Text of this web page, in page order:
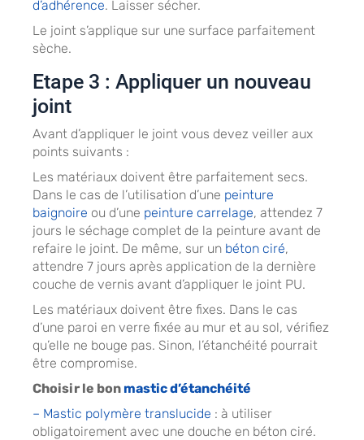
d’adhérence. Laisser sécher.
Le joint s’applique sur une surface parfaitement
sèche.
Etape 3 : Appliquer un nouveau
joint
Avant d’appliquer le joint vous devez veiller aux
points suivants :
Les matériaux doivent être parfaitement secs.
Dans le cas de l’utilisation d’une peinture
baignoire ou d’une peinture carrelage, attendez 7
jours le séchage complet de la peinture avant de
refaire le joint. De même, sur un béton ciré,
attendre 7 jours après application de la dernière
couche de vernis avant d’appliquer le joint PU.
Les matériaux doivent être fixes. Dans le cas
d’une paroi en verre fixée au mur et au sol, vérifiez
qu’elle ne bouge pas. Sinon, l’étanchéité pourrait
être compromise.
Choisir le bon mastic d’étanchéité
– Mastic polymère translucide : à utiliser
obligatoirement avec une douche en béton ciré.